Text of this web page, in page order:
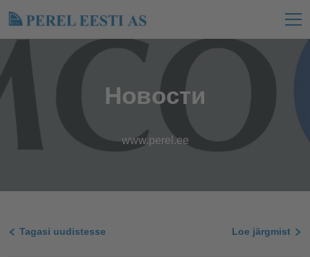
Новости
www.perel.ee
Tagasi uudistesse Loe järgmist